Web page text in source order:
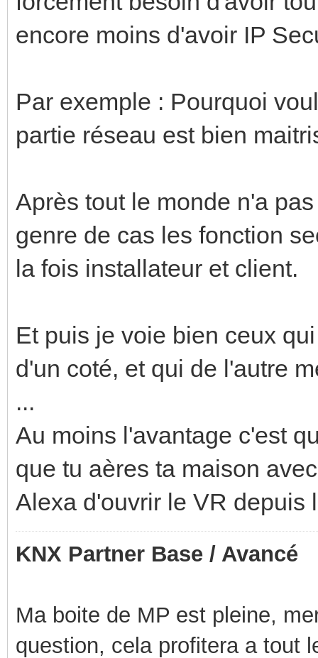
encore moins d'avoir IP
Par exemple : Pourquoi
partie réseau est bien
Après tout le monde n'a
genre de cas les fonction
la fois installateur et client.
Et puis je voie bien ceux
d'un coté, et qui de l'autre
...
Au moins l'avantage c'est
que tu aères ta maison
Alexa d'ouvrir le VR
KNX Partner Base / Avancé
Ma boite de MP est pleine,
question, cela profitera a tout